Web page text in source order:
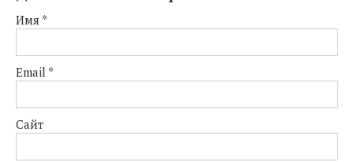
Имя *
Email *
Сайт